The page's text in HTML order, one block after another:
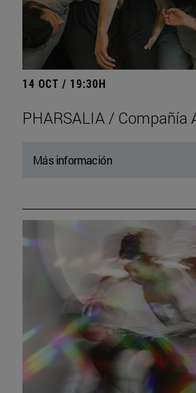
14 OCT / 19:30H
PHARSALIA / Compañía
Más información